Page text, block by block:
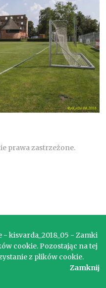
prawa zastrzeżone.
kisvarda_2018_05 - Zamki
cookie. Pozostając na tej
z plików cookie.
Zamknij